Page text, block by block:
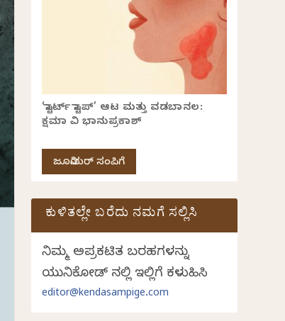
‘ಸ್ಟಾರ್ಟ್ ಸ್ಟಾಪ್’ ಆಟ ಮತ್ತು ವಡಬಾನಲ:
ಕ್ಷಮಾ ವಿ ಭಾನುಪ್ರಕಾಶ್
ಜೂನಿಯರ್ ಸಂಪಿಗೆ
ಕುಳಿತಲ್ಲೇ ಬರೆದು ನಮಗೆ ಸಲ್ಲಿಸಿ
ನಿಮ್ಮ ಅಪ್ರಕಟಿತ ಬರಹಗಳನ್ನು
ಯುನಿಕೋಡ್ ನಲ್ಲಿ ಇಲ್ಲಿಗೆ ಕಳುಹಿಸಿ
editor@kendasampige.com